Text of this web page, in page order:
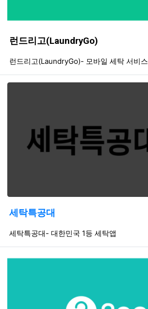
런드리고(LaundryGo)
등록일
조회
런드리고(LaundryGo)- 모바일 세탁 서비스
세탁특공대
등록일
조회
세탁특공대- 대한민국 1등 세탁앱